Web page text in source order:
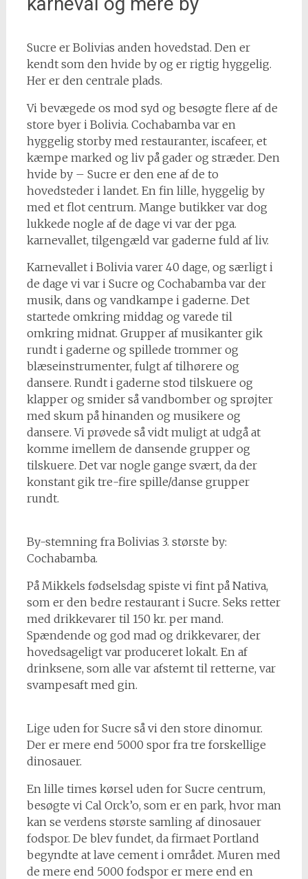
Sucre er Bolivias anden hovedstad. Den er
kendt som den hvide by og er rigtig hyggelig.
Her er den centrale plads.
Vi bevægede os mod syd og besøgte flere af de
store byer i Bolivia. Cochabamba var en
hyggelig storby med restauranter, iscafeer, et
kæmpe marked og liv på gader og stræder. Den
hvide by – Sucre er den ene af de to
hovedsteder i landet. En fin lille, hyggelig by
med et flot centrum. Mange butikker var dog
lukkede nogle af de dage vi var der pga.
karnevallet, tilgengæld var gaderne fuld af liv.
Karnevallet i Bolivia varer 40 dage, og særligt i
de dage vi var i Sucre og Cochabamba var der
musik, dans og vandkampe i gaderne. Det
startede omkring middag og varede til
omkring midnat. Grupper af musikanter gik
rundt i gaderne og spillede trommer og
blæseinstrumenter, fulgt af tilhørere og
dansere. Rundt i gaderne stod tilskuere og
klapper og smider så vandbomber og sprøjter
med skum på hinanden og musikere og
dansere. Vi prøvede så vidt muligt at udgå at
komme imellem de dansende grupper og
tilskuere. Det var nogle gange svært, da der
konstant gik tre-fire spille/danse grupper
rundt.
By-stemning fra Bolivias 3. største by:
Cochabamba.
På Mikkels fødselsdag spiste vi fint på Nativa,
som er den bedre restaurant i Sucre. Seks retter
med drikkevarer til 150 kr. per mand.
Spændende og god mad og drikkevarer, der
hovedsageligt var produceret lokalt. En af
drinksene, som alle var afstemt til retterne, var
svampesaft med gin.
Lige uden for Sucre så vi den store dinomur.
Der er mere end 5000 spor fra tre forskellige
dinosauer.
En lille times kørsel uden for Sucre centrum,
besøgte vi Cal Orck’o, som er en park, hvor man
kan se verdens største samling af dinosauer
fodspor. De blev fundet, da firmaet Portland
begyndte at lave cement i området. Muren med
de mere end 5000 fodspor er mere end en